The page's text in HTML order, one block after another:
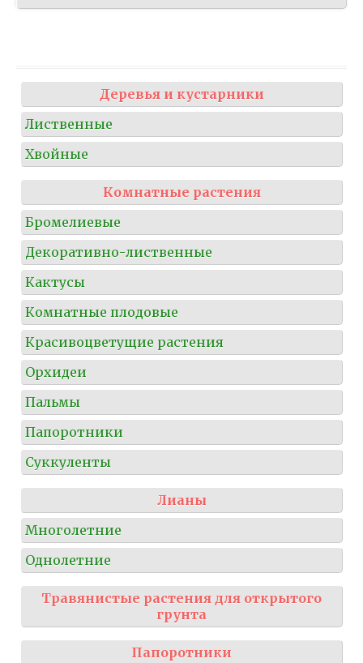
Деревья и кустарники
Лиственные
Хвойные
Комнатные растения
Бромелиевые
Декоративно-лиственные
Кактусы
Комнатные плодовые
Красивоцветущие растения
Орхидеи
Пальмы
Папоротники
Суккуленты
Лианы
Многолетние
Однолетние
Травянистые растения для открытого
грунта
Папоротники